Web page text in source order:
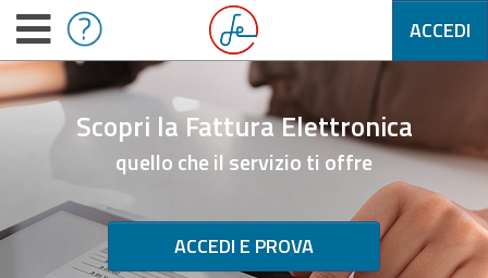
ACCEDI
Scopri la Fattura Elettronica
quello che il servizio ti offre
ACCEDI E PROVA